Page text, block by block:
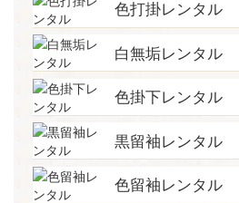
色打掛レンタル
白無垢レンタル
色掛下レンタル
黒留袖レンタル
色留袖レンタル